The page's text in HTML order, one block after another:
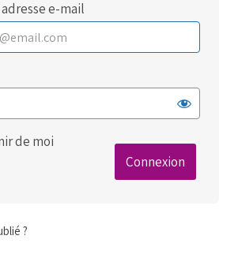
e-mail
de moi
?